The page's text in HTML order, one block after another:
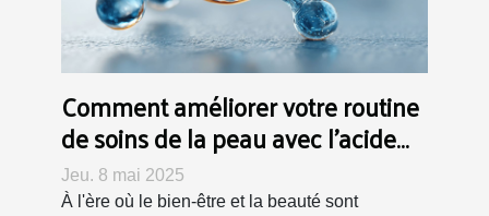
Comment améliorer votre routine
de soins de la peau avec l'acide
hyaluronique pour un teint
rayonnant
Jeu. 8 mai 2025
À l'ère où le bien-être et la beauté sont